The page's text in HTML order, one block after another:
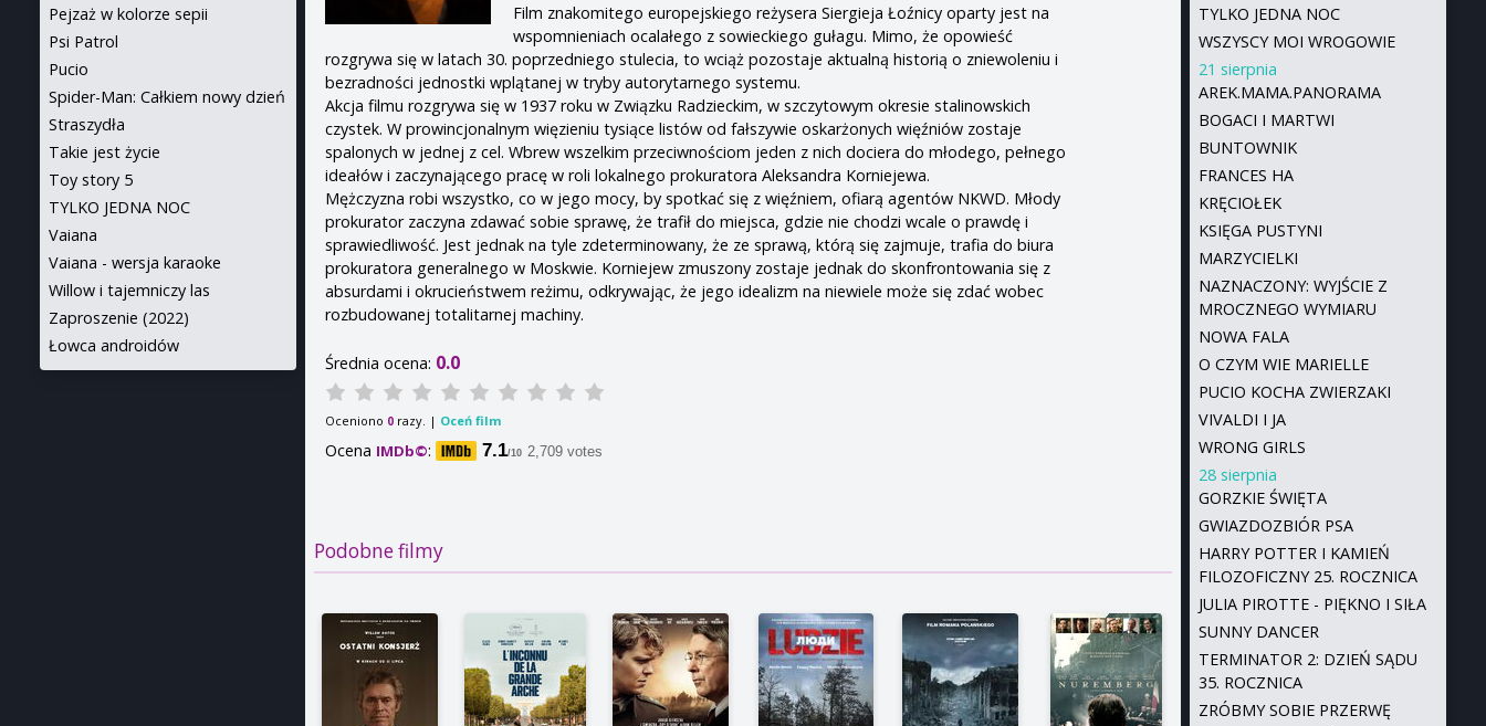
Film znakomitego europejskiego reżysera Siergieja Łoźnicy oparty jest na
wspomnieniach ocalałego z sowieckiego gułagu. Mimo, że opowieść
rozgrywa się w latach 30. poprzedniego stulecia, to wciąż pozostaje aktualną historią o zniewoleniu i
bezradności jednostki wplątanej w tryby autorytarnego systemu.
Akcja filmu rozgrywa się w 1937 roku w Związku Radzieckim, w szczytowym okresie stalinowskich
czystek. W prowincjonalnym więzieniu tysiące listów od fałszywie oskarżonych więźniów zostaje
spalonych w jednej z cel. Wbrew wszelkim przeciwnościom jeden z nich dociera do młodego, pełnego
ideałów i zaczynającego pracę w roli lokalnego prokuratora Aleksandra Korniejewa.
Mężczyzna robi wszystko, co w jego mocy, by spotkać się z więźniem, ofiarą agentów NKWD. Młody
prokurator zaczyna zdawać sobie sprawę, że trafił do miejsca, gdzie nie chodzi wcale o prawdę i
sprawiedliwość. Jest jednak na tyle zdeterminowany, że ze sprawą, którą się zajmuje, trafia do biura
prokuratora generalnego w Moskwie. Korniejew zmuszony zostaje jednak do skonfrontowania się z
absurdami i okrucieństwem reżimu, odkrywając, że jego idealizm na niewiele może się zdać wobec
rozbudowanej totalitarnej machiny.
Średnia ocena: 0.0
Oceniono 0 razy. | Oceń film
Ocena IMDb©: 7.1/10 2,709 votes
Podobne filmy
TYLKO JEDNA NOC
WSZYSCY MOI WROGOWIE
21 sierpnia
AREK.MAMA.PANORAMA
BOGACI I MARTWI
BUNTOWNIK
FRANCES HA
KRĘCIOŁEK
KSIĘGA PUSTYNI
MARZYCIELKI
NAZNACZONY: WYJŚCIE Z
MROCZNEGO WYMIARU
NOWA FALA
O CZYM WIE MARIELLE
PUCIO KOCHA ZWIERZAKI
VIVALDI I JA
WRONG GIRLS
28 sierpnia
GORZKIE ŚWIĘTA
GWIAZDOZBIÓR PSA
HARRY POTTER I KAMIEŃ
FILOZOFICZNY 25. ROCZNICA
JULIA PIROTTE - PIĘKNO I SIŁA
SUNNY DANCER
TERMINATOR 2: DZIEŃ SĄDU
35. ROCZNICA
ZRÓBMY SOBIE PRZERWĘ
Pejzaż w kolorze sepii
Psi Patrol
Pucio
Spider-Man: Całkiem nowy dzień
Straszydła
Takie jest życie
Toy story 5
TYLKO JEDNA NOC
Vaiana
Vaiana - wersja karaoke
Willow i tajemniczy las
Zaproszenie (2022)
Łowca androidów